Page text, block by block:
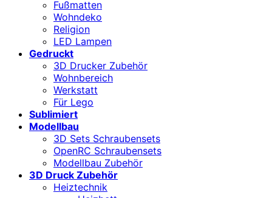
Fußmatten
Wohndeko
Religion
LED Lampen
Gedruckt
3D Drucker Zubehör
Wohnbereich
Werkstatt
Für Lego
Sublimiert
Modellbau
3D Sets Schraubensets
OpenRC Schraubensets
Modellbau Zubehör
3D Druck Zubehör
Heiztechnik